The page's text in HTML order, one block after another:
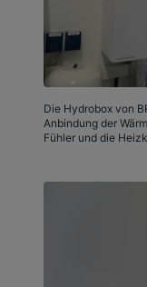
Die Hydrobox von
Anbindung der
Fühler und die